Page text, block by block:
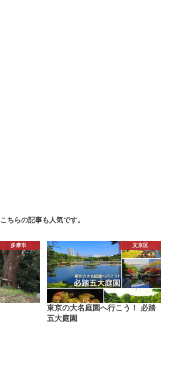
こちらの記事も人気です。
多摩市 文京区
東京の大名庭園へ行こう！ 必踏
五大庭園